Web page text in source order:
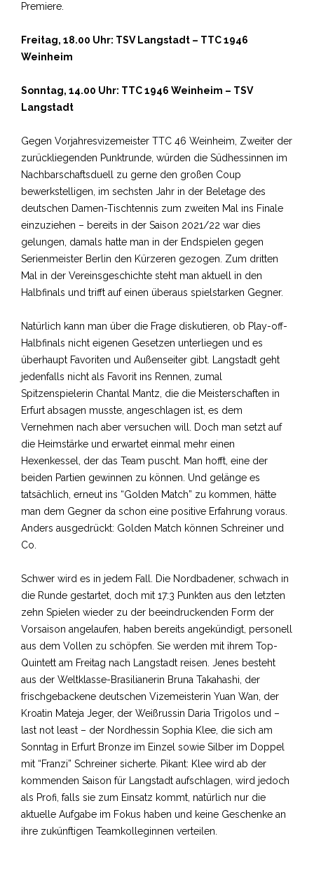
Premiere.
Freitag, 18.00 Uhr: TSV Langstadt – TTC 1946
Weinheim
Sonntag, 14.00 Uhr: TTC 1946 Weinheim – TSV
Langstadt
Gegen Vorjahresvizemeister TTC 46 Weinheim, Zweiter der
zurückliegenden Punktrunde, würden die Südhessinnen im
Nachbarschaftsduell zu gerne den großen Coup
bewerkstelligen, im sechsten Jahr in der Beletage des
deutschen Damen-Tischtennis zum zweiten Mal ins Finale
einzuziehen – bereits in der Saison 2021/22 war dies
gelungen, damals hatte man in der Endspielen gegen
Serienmeister Berlin den Kürzeren gezogen. Zum dritten
Mal in der Vereinsgeschichte steht man aktuell in den
Halbfinals und trifft auf einen überaus spielstarken Gegner.
Natürlich kann man über die Frage diskutieren, ob Play-off-
Halbfinals nicht eigenen Gesetzen unterliegen und es
überhaupt Favoriten und Außenseiter gibt. Langstadt geht
jedenfalls nicht als Favorit ins Rennen, zumal
Spitzenspielerin Chantal Mantz, die die Meisterschaften in
Erfurt absagen musste, angeschlagen ist, es dem
Vernehmen nach aber versuchen will. Doch man setzt auf
die Heimstärke und erwartet einmal mehr einen
Hexenkessel, der das Team puscht. Man hofft, eine der
beiden Partien gewinnen zu können. Und gelänge es
tatsächlich, erneut ins “Golden Match” zu kommen, hätte
man dem Gegner da schon eine positive Erfahrung voraus.
Anders ausgedrückt: Golden Match können Schreiner und
Co.
Schwer wird es in jedem Fall. Die Nordbadener, schwach in
die Runde gestartet, doch mit 17:3 Punkten aus den letzten
zehn Spielen wieder zu der beeindruckenden Form der
Vorsaison angelaufen, haben bereits angekündigt, personell
aus dem Vollen zu schöpfen. Sie werden mit ihrem Top-
Quintett am Freitag nach Langstadt reisen. Jenes besteht
aus der Weltklasse-Brasilianerin Bruna Takahashi, der
frischgebackene deutschen Vizemeisterin Yuan Wan, der
Kroatin Mateja Jeger, der Weißrussin Daria Trigolos und –
last not least – der Nordhessin Sophia Klee, die sich am
Sonntag in Erfurt Bronze im Einzel sowie Silber im Doppel
mit “Franzi” Schreiner sicherte. Pikant: Klee wird ab der
kommenden Saison für Langstadt aufschlagen, wird jedoch
als Profi, falls sie zum Einsatz kommt, natürlich nur die
aktuelle Aufgabe im Fokus haben und keine Geschenke an
ihre zukünftigen Teamkolleginnen verteilen.